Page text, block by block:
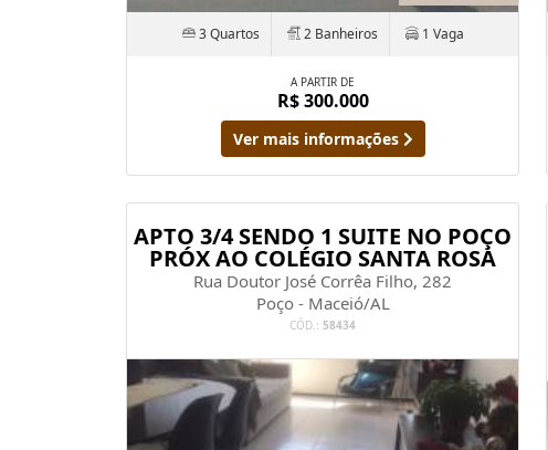
3 Quartos 2 Banheiros 1 Vaga
A PARTIR DE
R$ 300.000
Ver mais informações
APTO 3/4 SENDO 1 SUITE NO POÇO
PRÓX AO COLÉGIO SANTA ROSA
Rua Doutor José Corrêa Filho, 282
Poço - Maceió/AL
CÓD.: 58434